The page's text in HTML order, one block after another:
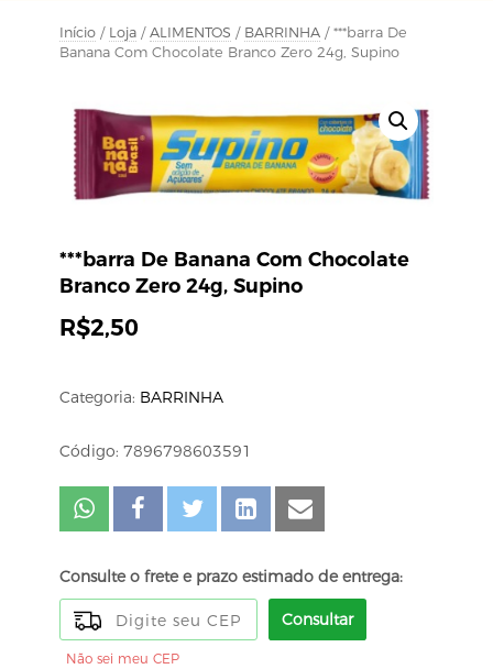
Início / Loja / ALIMENTOS / BARRINHA / ***barra De
Banana Com Chocolate Branco Zero 24g, Supino
***barra De Banana Com Chocolate
Branco Zero 24g, Supino
R$2,50
Categoria: BARRINHA
Código: 7896798603591
Consulte o frete e prazo estimado de entrega:
Consultar
Não sei meu CEP